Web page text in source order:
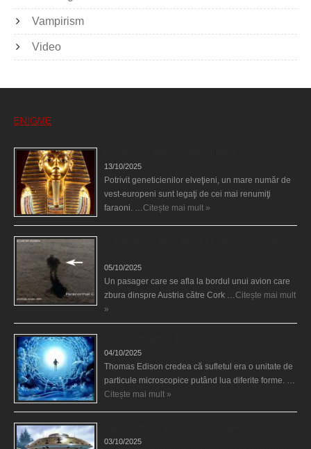
Vampirism
Video
ENIGME
13/10/2025
Potrivit geneticienilor elveţieni, un mare număr de
vest-europeni sunt legaţi de cei mai renumiţi
faraoni. …Citește mai mult »
05/10/2025
Un pasager care se afla la bordul unui avion care
zbura dinspre Austria către Cork …Citește mai mult
»
04/10/2025
Thomas Edison credea că sufletul era o unitate de
particule microscopice putând lua diferite forme. …
Citește mai mult »
03/10/2025